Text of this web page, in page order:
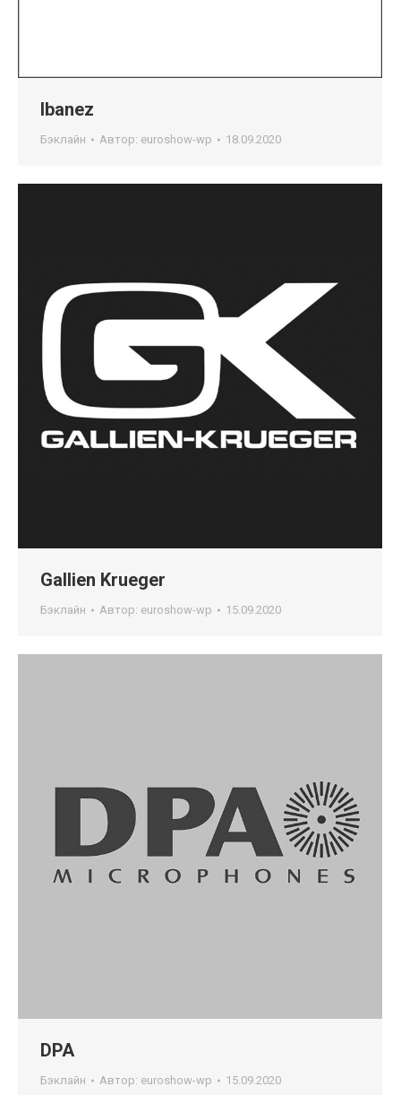
Ibanez
Бэклайн Автор: euroshow-wp 18.09.2020
Gallien Krueger
Бэклайн Автор: euroshow-wp 15.09.2020
DPA
Бэклайн Автор: euroshow-wp 15.09.2020